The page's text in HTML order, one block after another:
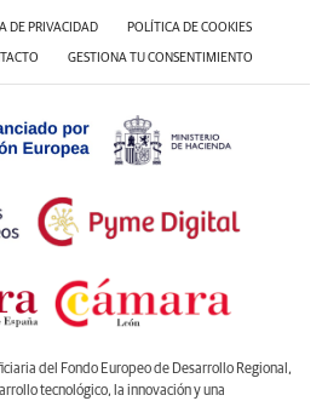
DE PRIVACIDAD POLÍTICA DE COOKIES
GESTIONA TU CONSENTIMIENTO
del Fondo Europeo de Desarrollo Regional,
tecnológico, la innovación y una